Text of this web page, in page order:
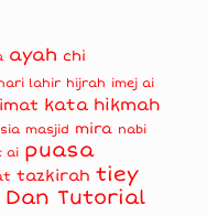
ayah chi
lahir hijrah imej ai
kata hikmah
masjid mira nabi
ai puasa
tazkirah tiey
Dan Tutorial